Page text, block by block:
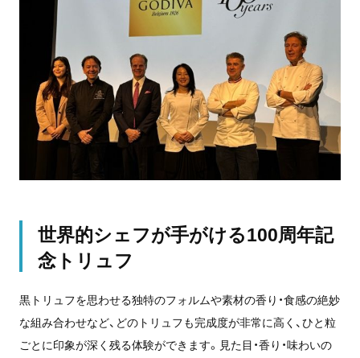
世界的シェフが手がける100周年記
念トリュフ
黒トリュフを思わせる独特のフォルムや素材の香り・食感の絶妙
な組み合わせなど、どのトリュフも完成度が非常に高く、ひと粒
ごとに印象が深く残る体験ができます。見た目・香り・味わいの